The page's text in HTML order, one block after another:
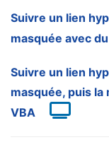
Suivre un lien
masquée avec
Suivre un lien
masquée, puis la
VBA